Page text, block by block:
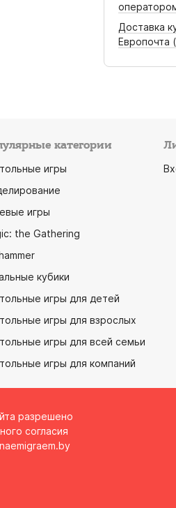
Доставка
Европочта
категории
игры
игры
the Gathering
кубики
игры для детей
игры для взрослых
игры для всей семьи
игры для компаний
разрешено
согласия